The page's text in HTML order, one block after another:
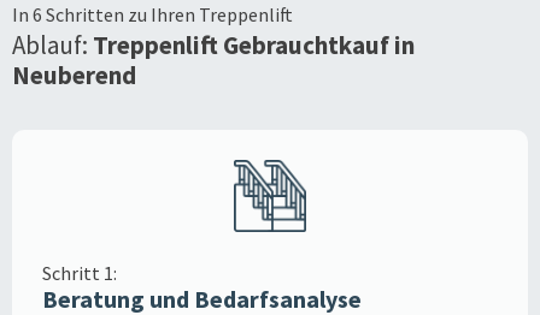
In 6 Schritten zu Ihren Treppenlift
Ablauf: Treppenlift Gebrauchtkauf in
Neuberend
Schritt 1:
Beratung und Bedarfsanalyse